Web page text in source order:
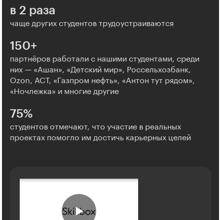
в 2 раза
чаще других студентов трудоустраиваются
150+
партнёров работали с нашими студентами, среди
них — «Ашан», «Детский мир», Россельхозбанк,
Ozon, АСТ, «Газпром нефть», «Антон тут рядом»,
«Ночлежка» и многие другие
75%
студентов отмечают, что участие в реальных
проектах помогло им достичь карьерных целей